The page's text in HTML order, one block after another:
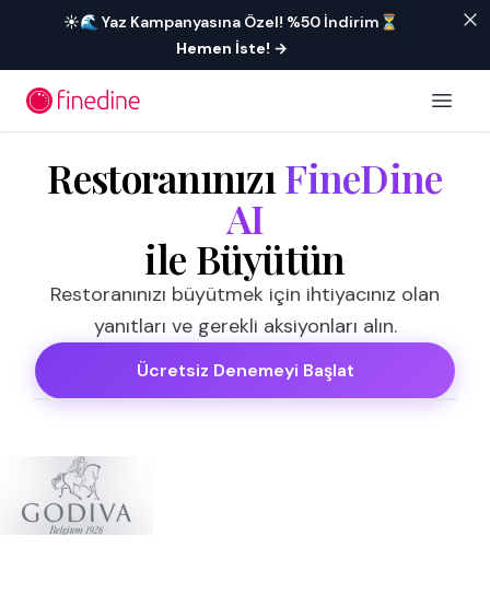
İçeriğe geç☀️🌊 Yaz Kampanyasına Özel! %50 İndirim⏳
Hemen İste! →
Open
Restoranınızı FineDine
AI
ile Büyütün
Restoranınızı büyütmek için ihtiyacınız olan
yanıtları ve gerekli aksiyonları alın.
Ücretsiz Denemeyi Başlat